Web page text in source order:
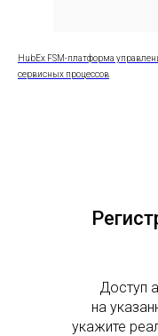
HubEx FSM-платформа
сервисных процессов
Доступ
на
укажите